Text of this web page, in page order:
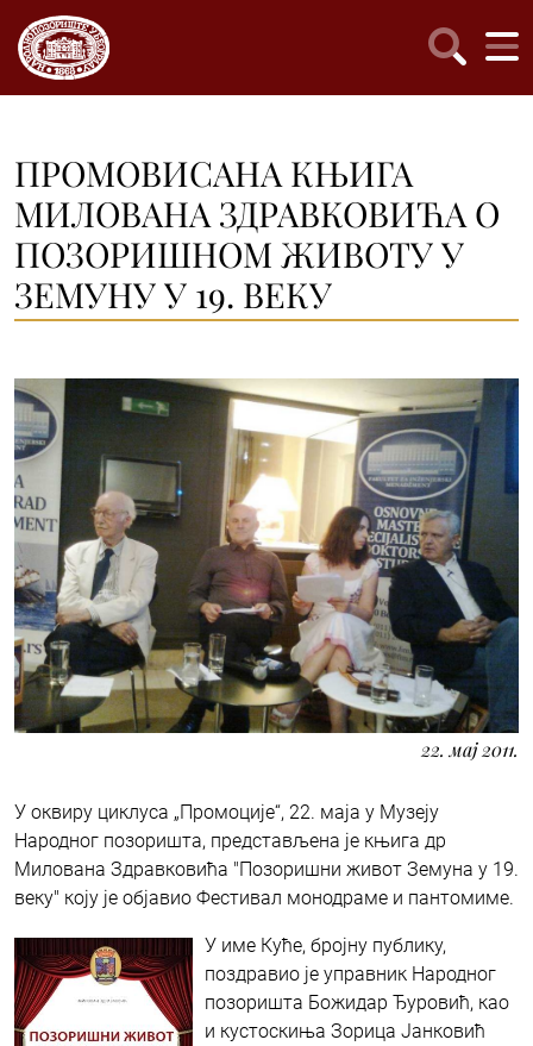
ПРОМОВИСАНА КЊИГА
МИЛОВАНА ЗДРАВКОВИЋА О
ПОЗОРИШНОМ ЖИВОТУ У
ЗЕМУНУ У 19. ВЕКУ
22. мај 2011.
У оквиру циклуса „Промоције“, 22. маја у Музеју
Народног позоришта, представљена је књига др
Милована Здравковића "Позоришни живот Земуна у 19.
веку" коју је објавио Фестивал монодраме и пантомиме.
У име Куће, бројну публику,
поздравио је управник Народног
позоришта Божидар Ђуровић, као
и кустоскиња Зорица Јанковић